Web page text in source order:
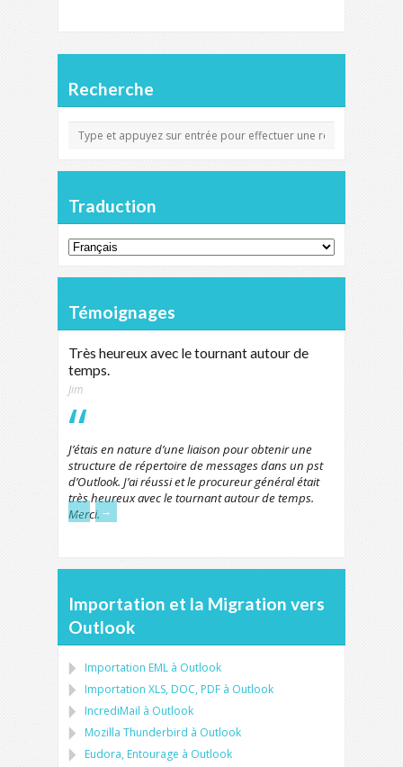
Recherche
Traduction
Témoignages
Très heureux avec le tournant autour de
temps.
Jim
J’étais en nature d’une liaison pour obtenir une
structure de répertoire de messages dans un pst
d’Outlook. J’ai réussi et le procureur général était
très heureux avec le tournant autour de temps.
Merci.
← →
Importation et la Migration vers
Outlook
Importation EML à Outlook
Importation XLS, DOC, PDF à Outlook
IncrediMail à Outlook
Mozilla Thunderbird à Outlook
Eudora, Entourage à Outlook